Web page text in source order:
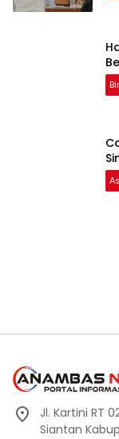
Jl. Kartini RT
Siantan